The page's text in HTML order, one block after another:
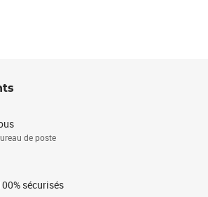
de poste
sécurisés